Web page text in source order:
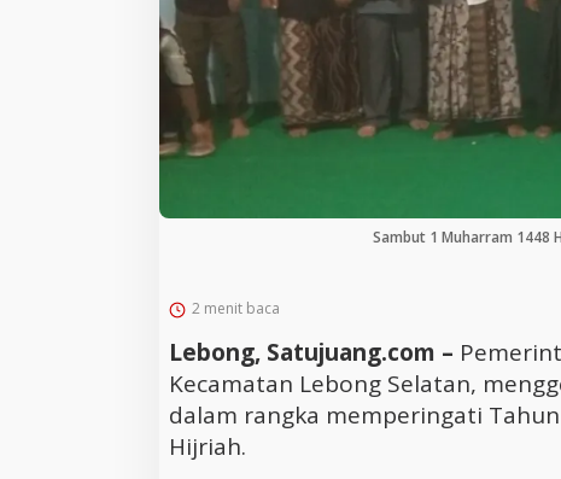
Sambut 1 Muharram 1448
2 menit baca
Lebong, Satujuang.com –
Kecamatan Lebong Selatan,
dalam rangka memperingati
Hijriah.